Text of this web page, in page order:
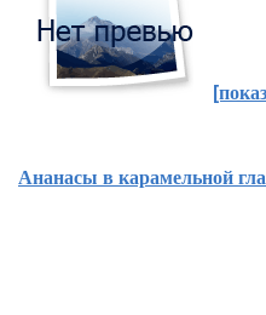
Ананасы в карамельной